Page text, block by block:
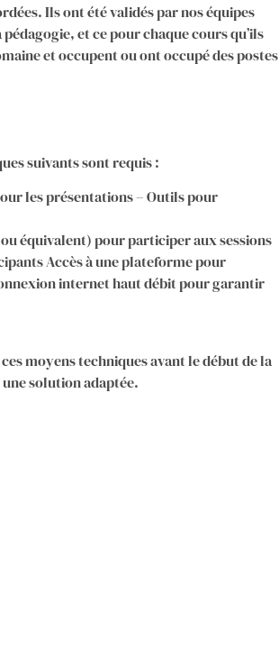
Ils ont été validés par nos équipes
et ce pour chaque cours qu’ils
et occupent ou ont occupé des postes
suivants sont requis :
les présentations – Outils pour
équivalent) pour participer aux sessions
Accès à une plateforme pour
internet haut débit pour garantir
moyens techniques avant le début de la
solution adaptée.